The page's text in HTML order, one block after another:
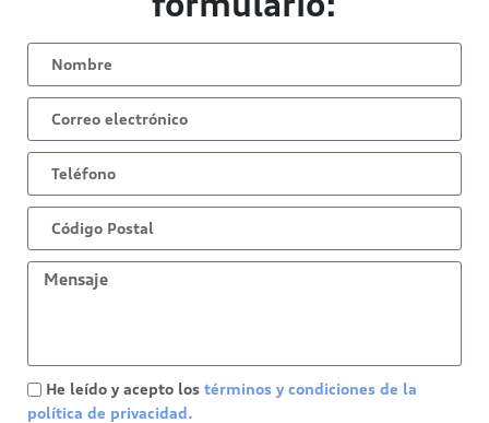
He leído y acepto los términos y condiciones de la
política de privacidad.